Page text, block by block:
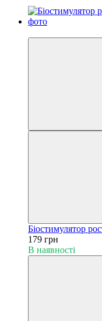
Біостимулятор
179 грн
В наявності